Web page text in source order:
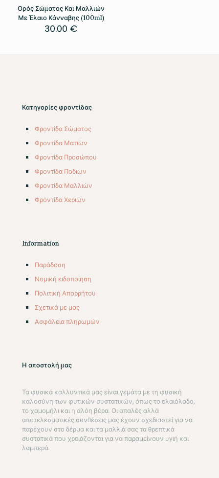
Ορός Σώματος Και Μαλλιών
Με Έλαιο Κάνναβης (100ml)
30.00 €
Κατηγορίες φροντίδας
Φροντίδα Σώματος
Φροντίδα Ματιών
Φροντίδα Προσώπου
Φροντίδα Ποδιών
Φροντίδα Μαλλιών
Φροντίδα Χεριών
Information
Παράδοση
Νομική ειδοποίηση
Πολιτική Απορρήτου
Σχετικά με μας
Aσφάλεια πληρωμών
Η αποστολή μας
Τα φυσικά καλλυντικά μας είναι γεμάτα με τη φυσική
καλοσύνη των φυτικών συστατικών, όπως το ελαιόλαδο,
το χαμομήλι και η αλόη βέρα. Οι απαλές αλλά
αποτελεσματικές συνθέσεις μας έχουν σχεδιαστεί για να
παρέχουν στο δέρμα και τα μαλλιά σας τα θρεπτικά
συστατικά που χρειάζονται για να παραμείνουν υγιή και
λαμπερά.